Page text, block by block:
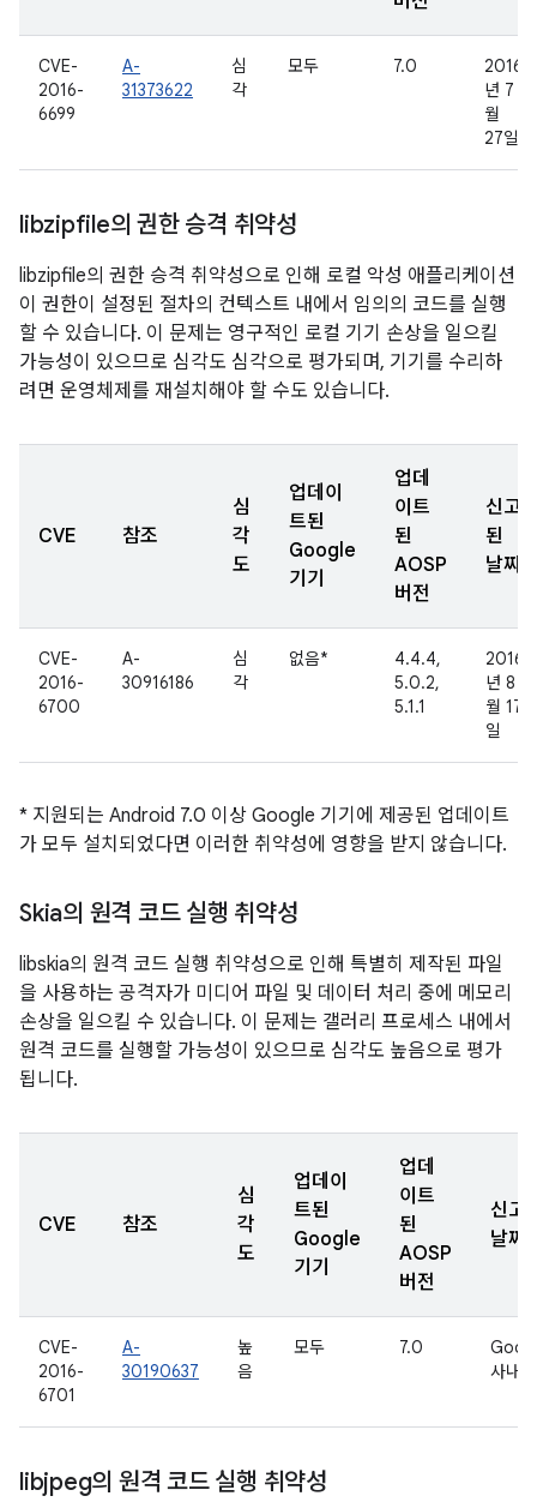
CVE-
2016-
6699
A-
31373622
심
각
모두 7.0
2016
년 7
월
27일
libzipfile의 권한 승격 취약성
libzipfile의 권한 승격 취약성으로 인해 로컬 악성 애플리케이션
이 권한이 설정된 절차의 컨텍스트 내에서 임의의 코드를 실행
할 수 있습니다. 이 문제는 영구적인 로컬 기기 손상을 일으킬
가능성이 있으므로 심각도 심각으로 평가되며, 기기를 수리하
려면 운영체제를 재설치해야 할 수도 있습니다.
CVE 참조
심
각
도
업데이
트된
Google
기기
업데
이트
된
AOSP
버전
신고
된
날짜
CVE-
2016-
6700
A-
30916186
심
각
없음*
4.4.4,
5.0.2,
5.1.1
2016
년 8
월 17
일
* 지원되는 Android 7.0 이상 Google 기기에 제공된 업데이트
가 모두 설치되었다면 이러한 취약성에 영향을 받지 않습니다.
Skia의 원격 코드 실행 취약성
libskia의 원격 코드 실행 취약성으로 인해 특별히 제작된 파일
을 사용하는 공격자가 미디어 파일 및 데이터 처리 중에 메모리
손상을 일으킬 수 있습니다. 이 문제는 갤러리 프로세스 내에서
원격 코드를 실행할 가능성이 있으므로 심각도 높음으로 평가
됩니다.
CVE 참조
심
각
도
업데이
트된
Google
기기
업데
이트
된
AOSP
버전
신고
날짜
CVE-
2016-
6701
A-
30190637
높
음
모두 7.0
사내용
libjpeg의 원격 코드 실행 취약성